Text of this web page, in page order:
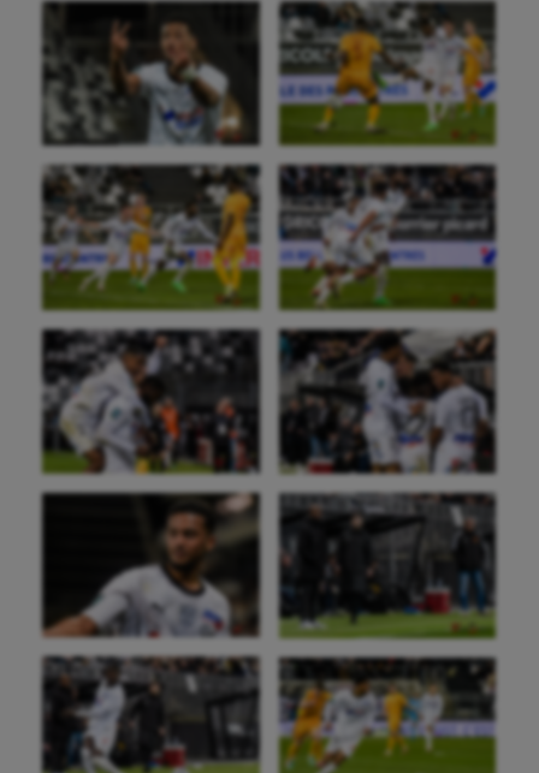
Cyclisme
Danse
Equitation
Escalade
Escrime
Fitness
Flag football
Football américain
Futsal
Golf
Gymnastique
Gymnastique rythmique
Haltérophilie
Handisport
Hippisme
Jeux Olympiques et Paralympiques